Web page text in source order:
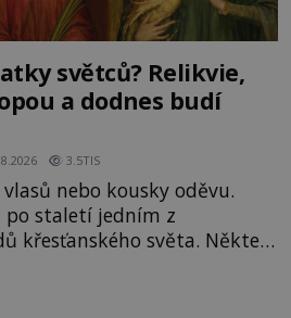
světců? Relikvie,
a dodnes budí
3.5TIS
nebo kousky oděvu.
po staletí jedním z
světa. Některé
historii, jiné provází
objevy. Jejich osudy